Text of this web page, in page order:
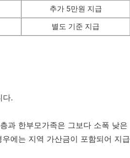
추가 5만원 지급
별도 기준 지급
다.
과 한부모가족은 그보다 소폭 낮은
에는 지역 가산금이 포함되어 지급